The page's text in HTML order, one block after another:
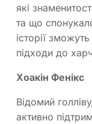
які
та що
історії
підходи до
Хоакін Фенікс
Відомий
активно